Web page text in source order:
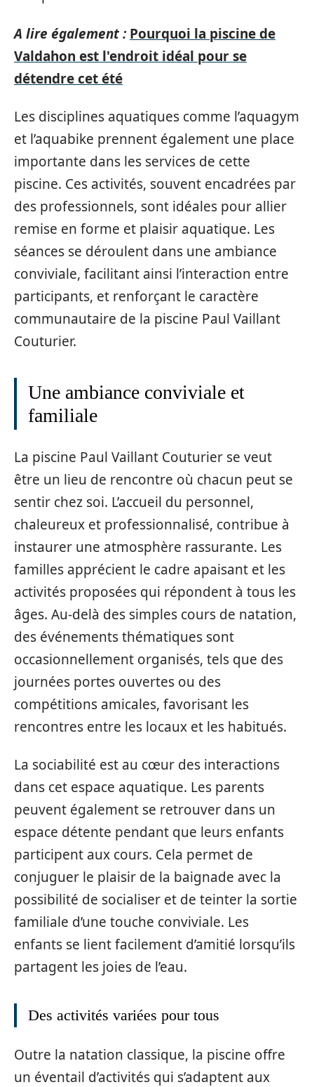
A lire également : Pourquoi la piscine de
Valdahon est l'endroit idéal pour se
détendre cet été
Les disciplines aquatiques comme l’aquagym
et l’aquabike prennent également une place
importante dans les services de cette
piscine. Ces activités, souvent encadrées par
des professionnels, sont idéales pour allier
remise en forme et plaisir aquatique. Les
séances se déroulent dans une ambiance
conviviale, facilitant ainsi l’interaction entre
participants, et renforçant le caractère
communautaire de la piscine Paul Vaillant
Couturier.
Une ambiance conviviale et
familiale
La piscine Paul Vaillant Couturier se veut
être un lieu de rencontre où chacun peut se
sentir chez soi. L’accueil du personnel,
chaleureux et professionnalisé, contribue à
instaurer une atmosphère rassurante. Les
familles apprécient le cadre apaisant et les
activités proposées qui répondent à tous les
âges. Au-delà des simples cours de natation,
des événements thématiques sont
occasionnellement organisés, tels que des
journées portes ouvertes ou des
compétitions amicales, favorisant les
rencontres entre les locaux et les habitués.
La sociabilité est au cœur des interactions
dans cet espace aquatique. Les parents
peuvent également se retrouver dans un
espace détente pendant que leurs enfants
participent aux cours. Cela permet de
conjuguer le plaisir de la baignade avec la
possibilité de socialiser et de teinter la sortie
familiale d’une touche conviviale. Les
enfants se lient facilement d’amitié lorsqu’ils
partagent les joies de l’eau.
Des activités variées pour tous
Outre la natation classique, la piscine offre
un éventail d’activités qui s’adaptent aux